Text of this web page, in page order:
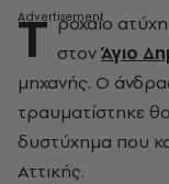
Τ ροχαίο
στονΆγιο
μηχανής. Ο
τραυματίστηκε
δυστύχημα που
Αττικής.